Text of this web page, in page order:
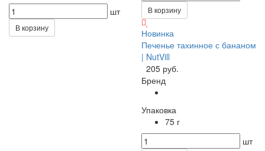
шт
В корзину
В корзину
Новинка
Печенье тахинное с бананом
| NutVill
205 руб.
Бренд
Упаковка
75 г
шт